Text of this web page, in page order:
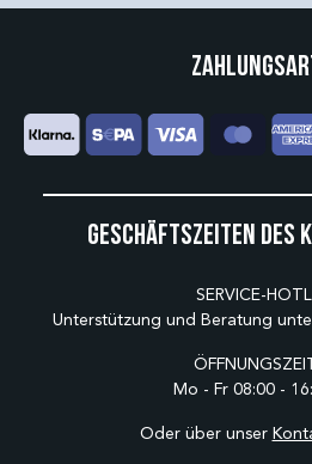
Geschäftszeiten des
SERVICE-
Unterstützung und Beratung
Mo - Fr 08:00 -
Oder über unser